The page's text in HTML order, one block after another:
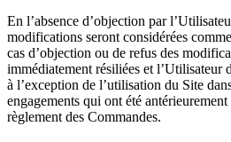
En l’absence d’objection par
modifications seront considérées
cas d’objection ou de refus des
immédiatement résiliées et l’Utilisateur
à l’exception de l’utilisation du Site
engagements qui ont été
règlement des Commandes.